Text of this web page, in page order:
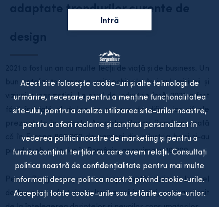
adaptate trendurilor curente de
2021 a fost un an cu multe lecții de viață și de business. Un
bun catalizator care a unit echipele în jurul misiunii și
viziunii organizației. La nivel de industrie însă, 2021 a fost
fără îndoială al doilea an extrem de dificil, iar cifrele
prezentate în raportul Asociației Berarii României arată
că în Europa 860.000 de oameni din industria berii şi-au
pierdut job-urile, iar în România, aproximativ 10.000.
Pentru Bergenbier, cea mai importantă realizare la nivel
de business a fost dezvoltarea noii imagini, care a pornit
Intră
Acest site folosește cookie-uri și alte tehnologii de
urmărire, necesare pentru a menține funcționalitatea
site-ului, pentru a analiza utilizarea site-urilor noastre,
pentru a oferi reclame și conținut personalizat în
vederea politicii noastre de marketing și pentru a
furniza conținut terților cu care avem relații. Consultați
politica noastră de confidențialitate pentru mai multe
informații despre politica noastră privind cookie-urile.
Acceptați toate cookie-urile sau setările cookie-urilor.